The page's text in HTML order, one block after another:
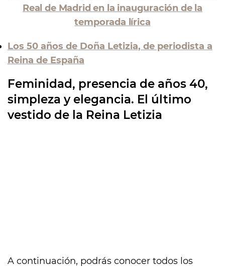
Real de Madrid en la inauguración de la
temporada lírica
Los 50 años de Doña Letizia, de periodista a
Reina de España
Feminidad, presencia de años 40,
simpleza y elegancia. El último
vestido de la Reina Letizia
A continuación, podrás conocer todos los